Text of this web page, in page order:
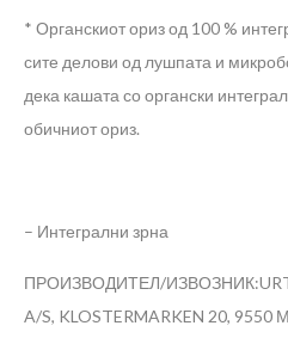
* Органскиот ориз од 100 %
сите делови од лушпата и
дека кашата со органски
обичниот ориз.
– Интегрални зрна
ПРОИЗВОДИТЕЛ/
A/S, KLOSTERMARKEN 20,